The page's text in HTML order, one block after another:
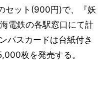
セット(900円)で、『妖
電鉄の各駅窓口にて計
パスカードは台紙付き
枚を発売する。